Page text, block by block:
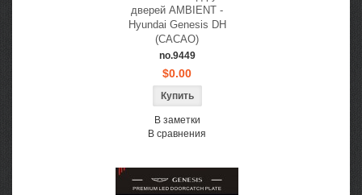
дверей AMBIENT -
Hyundai Genesis DH
(CACAO)
no.9449
$0.00
В заметки
В сравнения